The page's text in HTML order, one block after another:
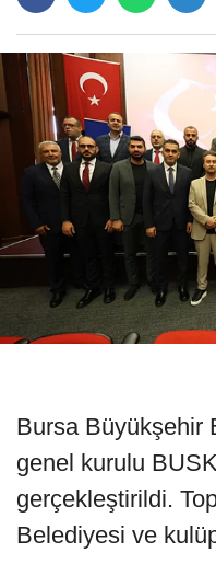
Bursa Büyükşehir
genel kurulu
gerçekleştirildi.
Belediyesi ve